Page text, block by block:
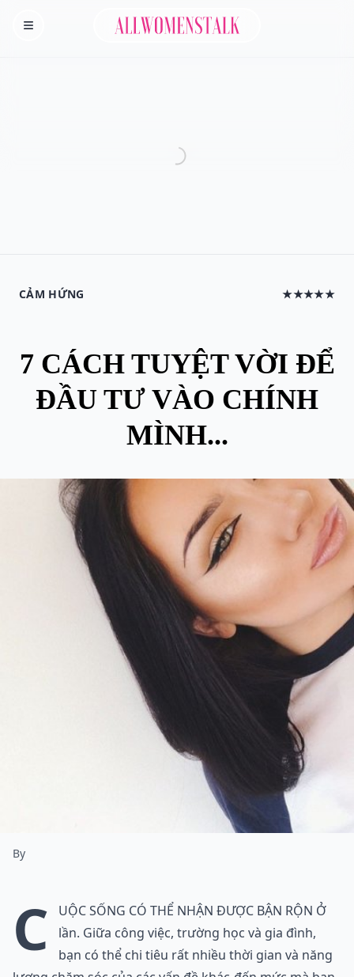
Homepage
Allwomenstalk
CẢM HỨNG ★★★★★
7 CÁCH TUYỆT VỜI ĐỂ
ĐẦU TƯ VÀO CHÍNH
MÌNH...
By
C
uộc sống có thể nhận được bận rộn ở
lần. Giữa công việc, trường học và gia đình,
bạn có thể chi tiêu rất nhiều thời gian và năng